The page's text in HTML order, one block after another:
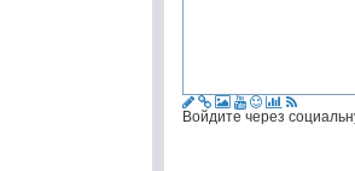
Войдите через